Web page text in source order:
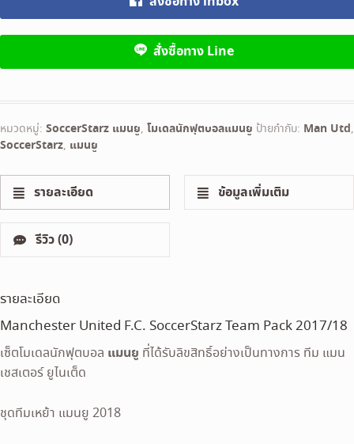
สั่งซื้อทาง Line
หมวดหมู่: SoccerStarz แมนยู, โมเดลนักฟุตบอลแมนยู ป้ายกำกับ: Man Utd,
SoccerStarz, แมนยู
รายละเอียด ข้อมูลเพิ่มเติม
รีวิว (0)
รายละเอียด
Manchester United F.C. SoccerStarz Team Pack 2017/18
เซ็ตโมเดลนักฟุตบอล แมนยู ที่ได้รับลิขสิทธิ์อย่างเป็นทางการ ทีม แมน
เชสเตอร์ ยูไนเต็ด
ชุดทีมเหย้า แมนยู 2018